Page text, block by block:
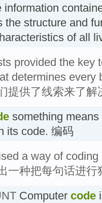
information
the structure and
of all
provided the key
determines every
提供了线索来了
something
its code. 编码
a way of
一种把每句话进行
Computer code